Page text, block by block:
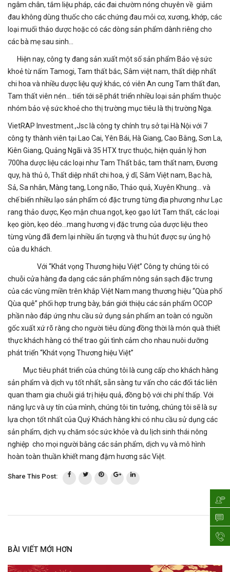
ngâm chân, tắm liệu pháp, các đai chườm nóng chuyên về giảm
đau không dùng thuốc cho các chứng đau mỏi cơ, xương, khớp, các
loại muối thảo dược hoặc có các dòng sản phẩm dành riêng cho
các bà mẹ sau sinh…
Hiện nay, công ty đang sản xuất một số sản phẩm Bảo vệ sức
khoẻ từ nấm Tamogi, Tam thất bắc, Sâm việt nam, thất diệp nhất
chi hoa và nhiều dược liệu quý khác, có viên An cung Tam thất đan,
Tam thất viên nén… tiến tới sẽ phát triển nhiều loại sản phẩm thuộc
nhóm bảo vệ sức khoẻ cho thị trường mục tiêu là thị trường Nga.
VietRAP Investment.,Jsc là công ty chính trụ sở tại Hà Nội với 7
công ty thành viên tại Lao Cai, Yên Bái, Hà Giang, Cao Bằng, Sơn La,
Kiên Giang, Quảng Ngãi và 35 HTX trực thuộc, hiện quản lý hơn
700ha dược liệu các loại như Tam Thất bắc, tam thất nam, Đương
quy, hà thủ ô, Thất diệp nhất chi hoa, ý dĩ, Sâm Việt nam, Bạc hà,
Sả, Sa nhân, Màng tang, Long não, Thảo quả, Xuyên Khung… và
chế biến nhiều lạo sản phẩm có đặc trưng từng địa phương như Lạc
rang thảo dược, Kẹo mận chua ngọt, kẹo gạo lứt Tam thất, các loại
kẹo giòn, kẹo dẻo…mang hương vị đặc trưng của dược liệu theo
từng vùng đã đem lại nhiều ấn tượng và thu hút được sự ủng hộ
của du khách.
Với “Khát vọng Thương hiệu Việt” Công ty chúng tôi có
chuỗi cửa hàng đa dạng các sản phẩm nông sản sạch đặc trưng
của các vùng miền trên khắp Việt Nam mang thương hiệu “Qùa phố
Qùa quê” phối hợp trưng bày, bán giới thiệu các sản phẩm OCOP
phần nào đáp ứng nhu cầu sử dụng sản phẩm an toàn có nguồn
gốc xuất xứ rõ ràng cho người tiêu dùng đồng thời là món quà thiết
thực khách hàng có thể trao gửi tình cảm cho nhau nuôi dưỡng
phát triển “Khát vọng Thương hiệu Việt”
Mục tiêu phát triển của chúng tôi là cung cấp cho khách hàng
sản phẩm và dịch vụ tốt nhất, sẵn sàng tư vấn cho các đối tác liên
quan tham gia chuỗi giá trị hiệu quả, đồng bộ với chi phí thấp. Với
năng lực và uy tín của mình, chúng tôi tin tưởng, chúng tôi sẽ là sự
lựa chọn tốt nhất của Quý Khách hàng khi có nhu cầu sử dụng các
sản phẩm, dịch vụ chăm sóc sức khỏe và du lịch sinh thái nông
nghiệp cho mọi người bằng các sản phẩm, dịch vụ và mô hình
hoàn toàn thuần khiết mang đậm hương sắc Việt.
Share This Post:
BÀI VIẾT MỚI HƠN